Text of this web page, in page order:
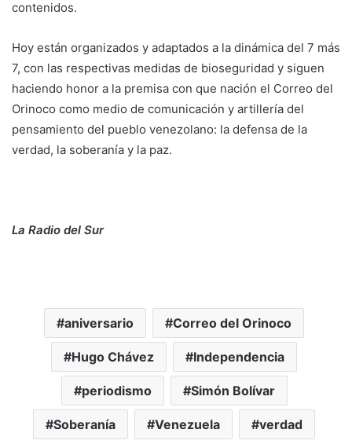
contenidos.
Hoy están organizados y adaptados a la dinámica del 7 más
7, con las respectivas medidas de bioseguridad y siguen
haciendo honor a la premisa con que nación el Correo del
Orinoco como medio de comunicación y artillería del
pensamiento del pueblo venezolano: la defensa de la
verdad, la soberanía y la paz.
La Radio del Sur
aniversario Correo del Orinoco
Hugo Chávez Independencia
periodismo Simón Bolívar
Soberanía Venezuela verdad